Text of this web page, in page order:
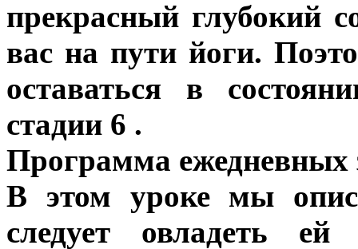
прекрасный глубокий
вас на пути йоги.
оставаться в
стадии 6 .
Программа ежедневных
В этом уроке мы
следует овладеть